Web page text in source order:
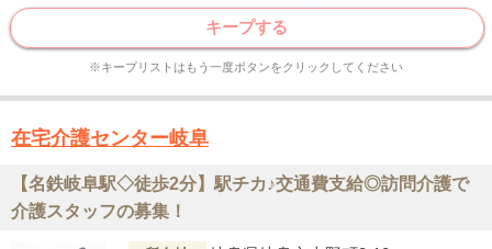
キープする
※キープリストはもう一度ボタンをクリックしてください
在宅介護センター岐阜
【名鉄岐阜駅◇徒歩2分】駅チカ♪交通費支給◎訪問介護で
介護スタッフの募集！